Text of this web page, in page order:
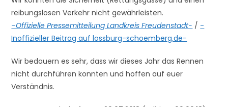
reibungslosen Verkehr nicht gewährleisten.
–Offizielle Pressemitteilung Landkreis Freudenstadt- / -
Inoffizieller Beitrag auf lossburg-schoemberg.de-
Wir bedauern es sehr, dass wir dieses Jahr das Rennen
nicht durchführen konnten und hoffen auf euer
Verständnis.